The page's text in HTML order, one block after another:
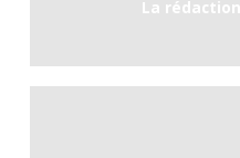
La rédaction